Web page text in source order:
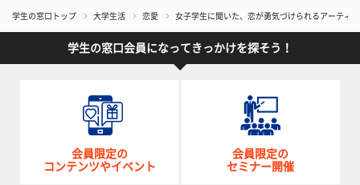
学生の窓口トップ 大学生活 恋愛 女子学生に聞いた、恋が勇気づけられるアーティ
学生の窓口会員になってきっかけを探そう！
会員限定の
コンテンツやイベント
会員限定の
セミナー開催